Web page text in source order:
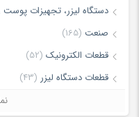
دستگاه لیزر، تجهیزات پوست
صنعت (165)
قطعات الکترونیک (52)
قطعات دستگاه لیزر (43)
لیزر برش و حکاکی غیر فلزات
ذخیره نام، ایمیل و وبسایت
می‌نویسم.
لطفا پاسخ را به عدد انگلیسی